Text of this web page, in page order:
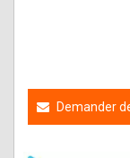
Demander